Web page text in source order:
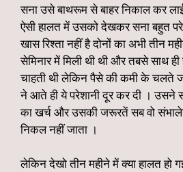
सना उसे बाथरूम से बाहर निकाल कर
ऐसी हालत में उसको देखकर सना बहुत
खास रिश्ता नहीं है दोनों का अभी तीन
सेमिनार में मिली थी थी और तबसे साथ
चाहती थी लेकिन पैसे की कमी के चलते
ने आते ही ये परेशानी दूर कर दी । उसने
का खर्च और उसकी जरूरतें सब वो
निकल नहीं जाता ।
लेकिन देखो तीन महीने में क्या हालत हो